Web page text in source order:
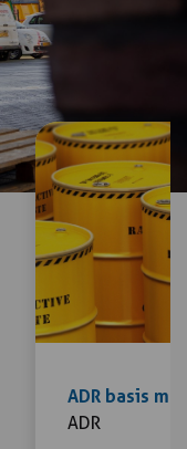
ADR basis
ADR